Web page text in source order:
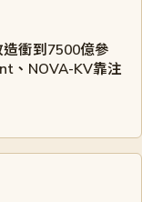
衝到7500億參
、NOVA-KV靠注